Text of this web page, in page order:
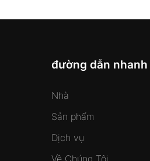
đường dẫn nhanh
Nhà
Sản phẩm
Dịch vụ
Về Chúng Tôi